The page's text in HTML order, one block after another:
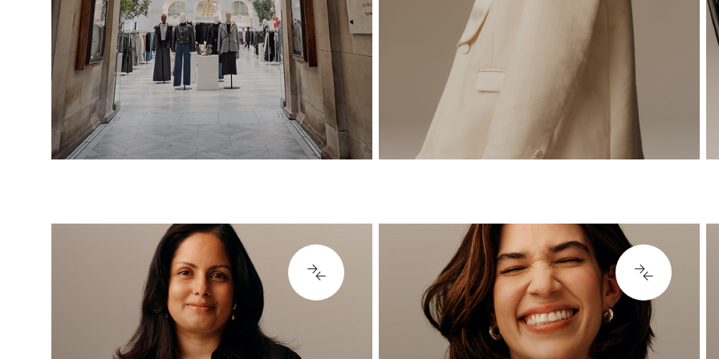
local a las tiendas hasta el apoyo
global a las funciones o regiones.
Tanto si trabajas en el…
VER PUESTOS
crear entusiasmo y fidelidad en
torno a nuestra marca, nuestras
colecciones y nuestros productos
para una comunidad mundial de
clientes/as.
VER PUESTOS
Servicio de atención al
cliente
Leasing, Construcción,
Instalaciones & Diseño
de tiendas